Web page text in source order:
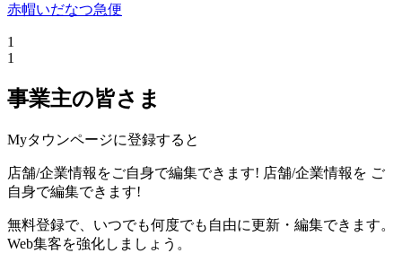
赤帽いだなつ急便
1
1
事業主の皆さま
Myタウンページに登録すると
店舗/企業情報をご自身で編集できます! 店舗/企業情報を ご
自身で編集できます!
無料登録で、いつでも何度でも自由に更新・編集できます。
Web集客を強化しましょう。